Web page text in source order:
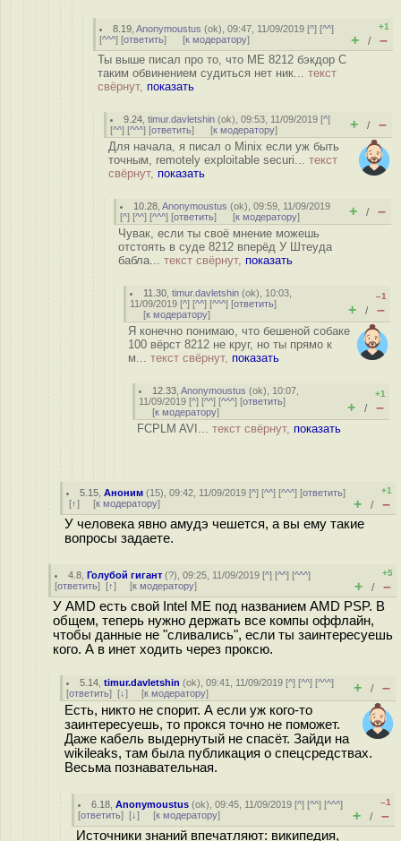
8.19 ,Anonymoustus (ok), 09:47, 11/09/2019 [^] [^^]
[^^^] [ответить] [к модератору]
+1
+ / –
Ты выше писал про то, что ME 8212 бэкдор С
таким обвинением судиться нет ник... текст
свёрнут, показать
9.24 ,timur.davletshin (ok), 09:53, 11/09/2019 [^]
[^^] [^^^] [ответить] [к модератору] + / –
Для начала, я писал о Minix если уж быть
точным, remotely exploitable securi... текст
свёрнут, показать
10.28 ,Anonymoustus (ok), 09:59, 11/09/2019
[^] [^^] [^^^] [ответить] [к модератору] + / –
Чувак, если ты своё мнение можешь
отстоять в суде 8212 вперёд У Штеуда
бабла... текст свёрнут, показать
11.30 ,timur.davletshin (ok), 10:03,
11/09/2019 [^] [^^] [^^^] [ответить]
[к модератору]
–1
+ / –
Я конечно понимаю, что бешеной собаке
100 вёрст 8212 не круг, но ты прямо к
м... текст свёрнут, показать
12.33 ,Anonymoustus (ok), 10:07,
11/09/2019 [^] [^^] [^^^] [ответить]
[к модератору]
+1
+ / –
FCPLM AVI... текст свёрнут, показать
5.15 ,Аноним (15), 09:42, 11/09/2019 [^] [^^] [^^^] [ответить]
[↑] [к модератору]
+1
+ / –
У человека явно амудэ чешется, а вы ему такие
вопросы задаете.
4.8 ,Голубой гигант (?), 09:25, 11/09/2019 [^] [^^] [^^^]
[ответить] [↑] [к модератору]
+5
+ / –
У AMD есть свой Intel ME под названием AMD PSP. В
общем, теперь нужно держать все компы оффлайн,
чтобы данные не "сливались", если ты заинтересуешь
кого. А в инет ходить через проксю.
5.14 ,timur.davletshin (ok), 09:41, 11/09/2019 [^] [^^] [^^^]
[ответить] [↓] [к модератору] + / –
Есть, никто не спорит. А если уж кого-то
заинтересуешь, то прокся точно не поможет.
Даже кабель выдернутый не спасёт. Зайди на
wikileaks, там была публикация о спецсредствах.
Весьма познавательная.
6.18 ,Anonymoustus (ok), 09:45, 11/09/2019 [^] [^^] [^^^]
[ответить] [↓] [к модератору]
–1
+ / –
Источники знаний впечатляют: википедия,